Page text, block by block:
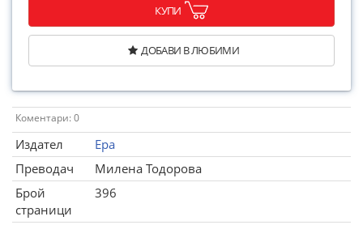
КУПИ
ДОБАВИ В ЛЮБИМИ
Коментари: 0
Издател
Ера
Преводач
Милена Тодорова
Брой
страници
396